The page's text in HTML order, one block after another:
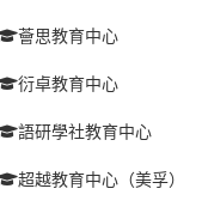
薈思教育中心
衍卓教育中心
語研學社教育中心
超越教育中心（美孚）